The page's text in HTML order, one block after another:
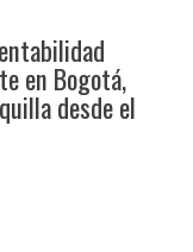
en Bogotá,
desde el